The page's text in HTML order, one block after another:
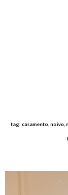
tag: casamento, noivo,